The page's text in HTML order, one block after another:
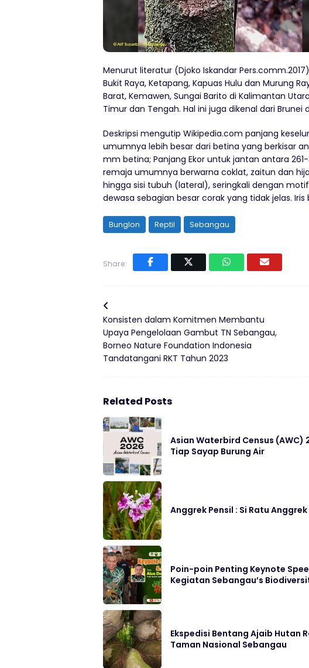
Menurut literatur (Djoko Iskandar
Bukit Raya, Ketapang, Kapuas Hulu dan Murung
Barat, Kemawen, Sungai Barito di Kalimantan
Timur dan Tengah. Hal ini juga dikenal dari Brunei
Deskripsi mengutip Wikipedia.com panjang
umumnya lebih besar dari betina yang berkisar
mm betina; Panjang Ekor untuk jantan antara
remaja umumnya berwarna coklat, zaitun dan
hingga sisi tubuh (lateral), seringkali dengan
dewasa sebagian besar corak yang tidak jelas.
Bunglon Reptil Sebangau
Share:
Konsisten dalam Komitmen Membantu
Upaya Pengelolaan Gambut TN Sebangau,
Borneo Nature Foundation Indonesia
Tandatangani RKT Tahun 2023
Related Posts
Asian Waterbird Census (AWC)
Tiap Sayap Burung Air
Anggrek Pensil : Si Ratu
Poin-poin Penting Keynote
Kegiatan Sebangau’s
Ekspedisi Bentang Ajaib Hutan
Taman Nasional Sebangau